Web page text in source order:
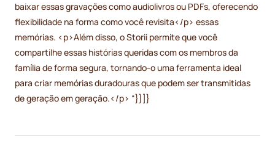
baixar essas gravações como audiolivros ou PDFs, oferecendo
flexibilidade na forma como você revisita</p> essas
memórias. <p>Além disso, o Storii permite que você
compartilhe essas histórias queridas com os membros da
família de forma segura, tornando-o uma ferramenta ideal
para criar memórias duradouras que podem ser transmitidas
de geração em geração.</p> “}}]}